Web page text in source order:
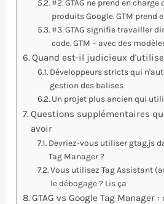
#2. GTAG ne prend en
produits Google. GTM prend
#3. GTAG signifie travailler
code. GTM – avec des
Quand est-il judicieux
Développeurs stricts qui
gestion des balises
Un projet plus ancien qui
Questions supplémentaires
avoir
Devriez-vous utiliser gtag.js
Tag Manager ?
Vous utilisez Tag Assistant
le débogage ? Lis ça
GTAG vs Google Tag Manager